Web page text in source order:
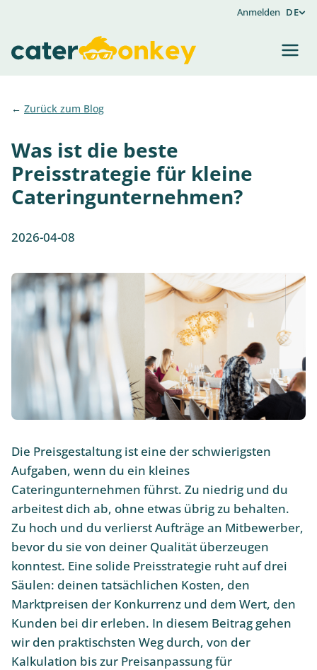
Anmelden DE
Zurück zum Blog
Was ist die beste
Preisstrategie für kleine
Cateringunternehmen?
2026-04-08
Die Preisgestaltung ist eine der schwierigsten
Aufgaben, wenn du ein kleines
Cateringunternehmen führst. Zu niedrig und du
arbeitest dich ab, ohne etwas übrig zu behalten.
Zu hoch und du verlierst Aufträge an Mitbewerber,
bevor du sie von deiner Qualität überzeugen
konntest. Eine solide Preisstrategie ruht auf drei
Säulen: deinen tatsächlichen Kosten, den
Marktpreisen der Konkurrenz und dem Wert, den
Kunden bei dir erleben. In diesem Beitrag gehen
wir den praktischsten Weg durch, von der
Kalkulation bis zur Preisanpassung für